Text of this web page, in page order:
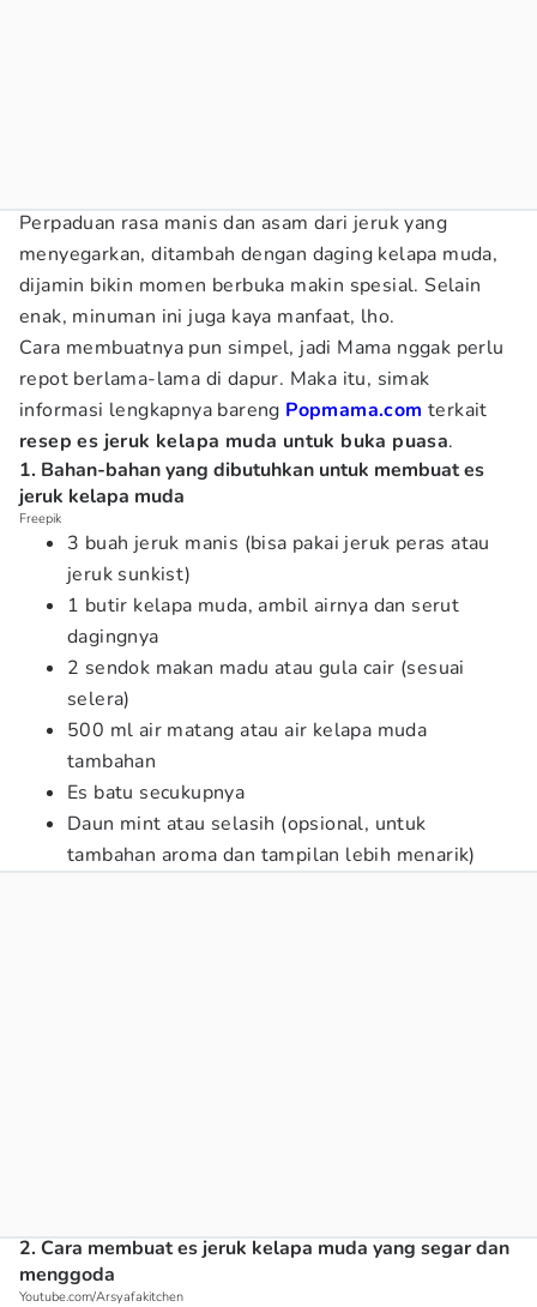
Perpaduan rasa manis dan asam dari jeruk yang
menyegarkan, ditambah dengan daging kelapa muda,
dijamin bikin momen berbuka makin spesial. Selain
enak, minuman ini juga kaya manfaat, lho.
Cara membuatnya pun simpel, jadi Mama nggak perlu
repot berlama-lama di dapur. Maka itu, simak
informasi lengkapnya bareng Popmama.com terkait
resep es jeruk kelapa muda untuk buka puasa.
1. Bahan-bahan yang dibutuhkan untuk membuat es
jeruk kelapa muda
Freepik
3 buah jeruk manis (bisa pakai jeruk peras atau
jeruk sunkist)
1 butir kelapa muda, ambil airnya dan serut
dagingnya
2 sendok makan madu atau gula cair (sesuai
selera)
500 ml air matang atau air kelapa muda
tambahan
Es batu secukupnya
Daun mint atau selasih (opsional, untuk
tambahan aroma dan tampilan lebih menarik)
2. Cara membuat es jeruk kelapa muda yang segar dan
menggoda
Youtube.com/Arsyafakitchen